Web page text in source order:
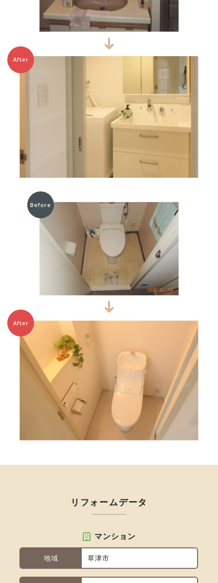
After
Before
After
リフォームデータ
マンション
地域 草津市